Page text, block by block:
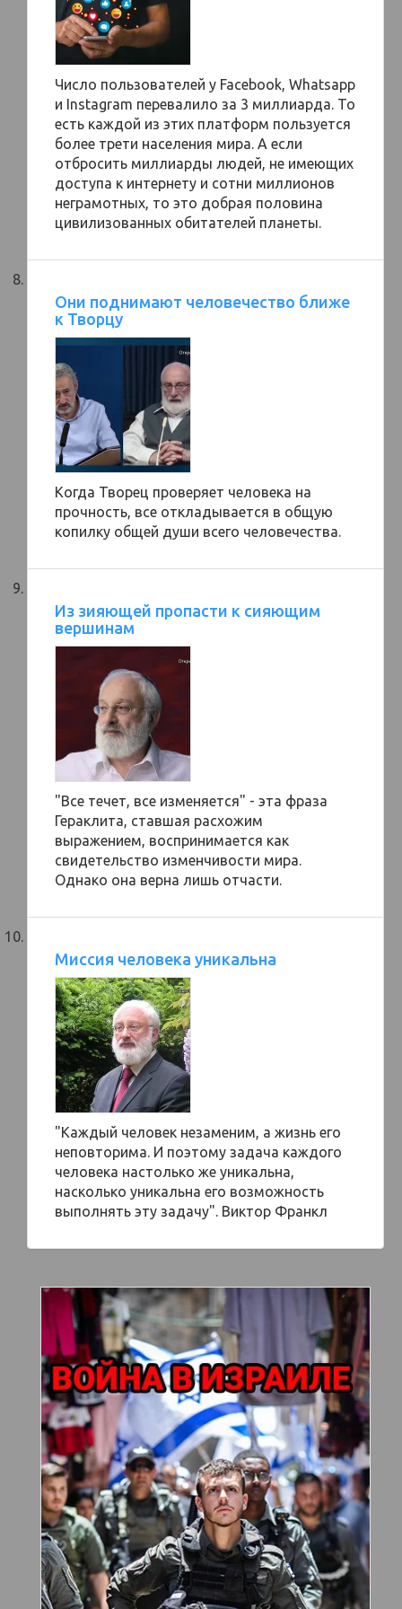
Число пользователей у Facebook, Whatsapp
и Instagram перевалило за 3 миллиарда. То
есть каждой из этих платформ пользуется
более трети населения мира. А если
отбросить миллиарды людей, не имеющих
доступа к интернету и сотни миллионов
неграмотных, то это добрая половина
цивилизованных обитателей планеты.
Они поднимают человечество ближе
к Творцу
Когда Творец проверяет человека на
прочность, все откладывается в общую
копилку общей души всего человечества.
Из зияющей пропасти к сияющим
вершинам
"Все течет, все изменяется" - эта фраза
Гераклита, ставшая расхожим
выражением, воспринимается как
свидетельство изменчивости мира.
Однако она верна лишь отчасти.
Миссия человека уникальна
"Каждый человек незаменим, а жизнь его
неповторима. И поэтому задача каждого
человека настолько же уникальна,
насколько уникальна его возможность
выполнять эту задачу". Виктор Франкл